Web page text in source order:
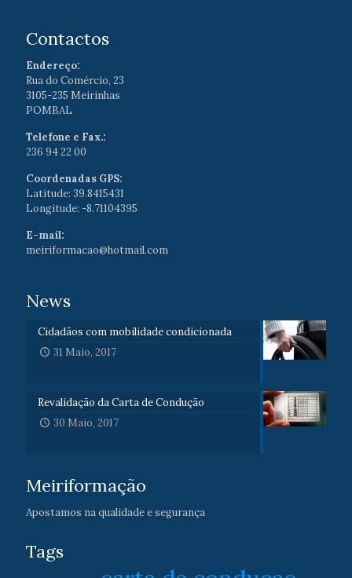
Contactos
Endereço:
Rua do Comércio, 23
3105-235 Meirinhas
POMBAL
Telefone e Fax.:
236 94 22 00
Coordenadas GPS:
Latitude: 39.8415431
Longitude: -8.71104395
E-mail:
meiriformacao@hotmail.com
News
Cidadãos com mobilidade condicionada
31 Maio, 2017
Revalidação da Carta de Condução
30 Maio, 2017
Meiriformação
Apostamos na qualidade e segurança
Tags